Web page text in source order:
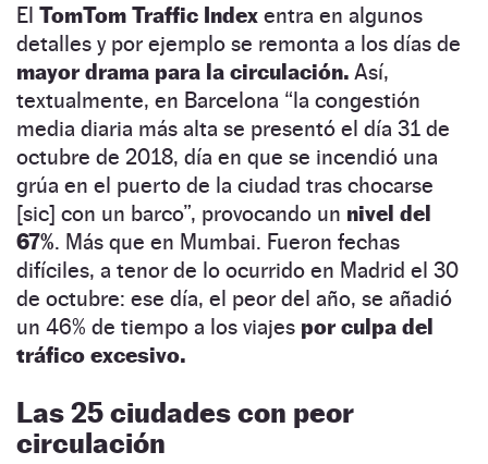
El TomTom Traffic Index entra en algunos
detalles y por ejemplo se remonta a los días de
mayor drama para la circulación. Así,
textualmente, en Barcelona “la congestión
media diaria más alta se presentó el día 31 de
octubre de 2018, día en que se incendió una
grúa en el puerto de la ciudad tras chocarse
[sic] con un barco”, provocando un nivel del
67%. Más que en Mumbai. Fueron fechas
difíciles, a tenor de lo ocurrido en Madrid el 30
de octubre: ese día, el peor del año, se añadió
un 46% de tiempo a los viajes por culpa del
tráfico excesivo.
Las 25 ciudades con peor
circulación